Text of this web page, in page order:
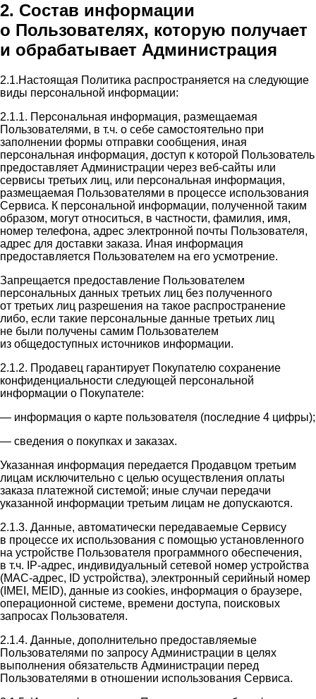
2. Состав информации
о Пользователях, которую получает
и обрабатывает Администрация
2.1.Настоящая Политика распространяется на следующие
виды персональной информации:
2.1.1. Персональная информация, размещаемая
Пользователями, в т.ч. о себе самостоятельно при
заполнении формы отправки сообщения, иная
персональная информация, доступ к которой Пользователь
предоставляет Администрации через веб-сайты или
сервисы третьих лиц, или персональная информация,
размещаемая Пользователями в процессе использования
Сервиса. К персональной информации, полученной таким
образом, могут относиться, в частности, фамилия, имя,
номер телефона, адрес электронной почты Пользователя,
адрес для доставки заказа. Иная информация
предоставляется Пользователем на его усмотрение.
Запрещается предоставление Пользователем
персональных данных третьих лиц без полученного
от третьих лиц разрешения на такое распространение
либо, если такие персональные данные третьих лиц
не были получены самим Пользователем
из общедоступных источников информации.
2.1.2. Продавец гарантирует Покупателю сохранение
конфиденциальности следующей персональной
информации о Покупателе:
— информация о карте пользователя (последние 4 цифры);
— сведения о покупках и заказах.
Указанная информация передается Продавцом третьим
лицам исключительно с целью осуществления оплаты
заказа платежной системой; иные случаи передачи
указанной информации третьим лицам не допускаются.
2.1.3. Данные, автоматически передаваемые Сервису
в процессе их использования с помощью установленного
на устройстве Пользователя программного обеспечения,
в т.ч. IP-адрес, индивидуальный сетевой номер устройства
(MAC-адрес, ID устройства), электронный серийный номер
(IMEI, MEID), данные из cookies, информация о браузере,
операционной системе, времени доступа, поисковых
запросах Пользователя.
2.1.4. Данные, дополнительно предоставляемые
Пользователями по запросу Администрации в целях
выполнения обязательств Администрации перед
Пользователями в отношении использования Сервиса.